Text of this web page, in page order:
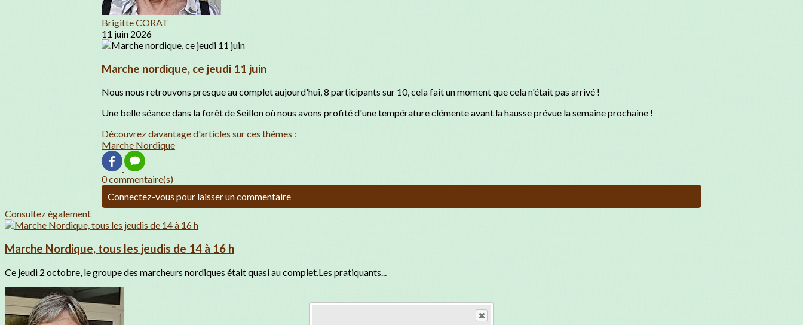
Brigitte CORAT
11 juin 2026
Marche nordique, ce jeudi 11 juin
Nous nous retrouvons presque au complet aujourd'hui, 8 participants sur 10, cela fait un moment que cela n'était pas arrivé !
Une belle séance dans la forêt de Seillon où nous avons profité d'une température clémente avant la hausse prévue la semaine prochaine !
Découvrez davantage d'articles sur ces thèmes :
Marche Nordique
0 commentaire(s)
Connectez-vous pour laisser un commentaire
Consultez également
Marche Nordique, tous les jeudis de 14 à 16 h
Ce jeudi 2 octobre, le groupe des marcheurs nordiques était quasi au complet.Les pratiquants...